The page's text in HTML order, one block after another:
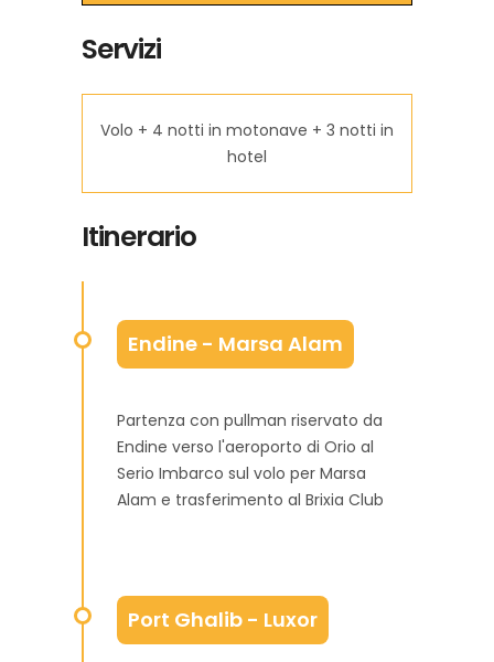
Servizi
Volo + 4 notti in motonave + 3 notti in
hotel
Itinerario
Endine - Marsa Alam
Partenza con pullman riservato da
Endine verso l'aeroporto di Orio al
Serio Imbarco sul volo per Marsa
Alam e trasferimento al Brixia Club
Port Ghalib - Luxor